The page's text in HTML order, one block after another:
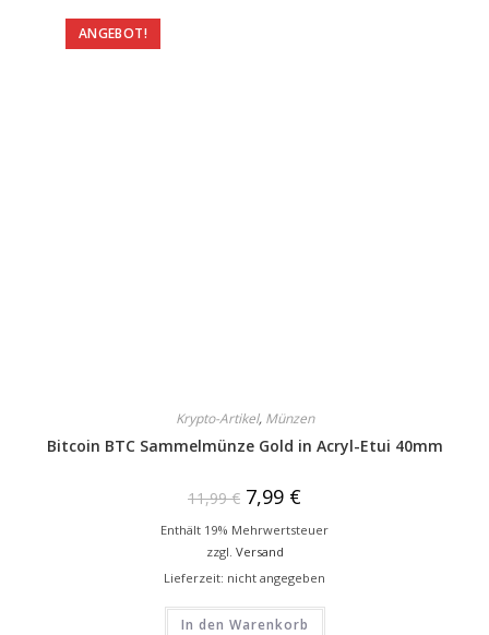
ANGEBOT!
Krypto-Artikel, Münzen
Bitcoin BTC Sammelmünze Gold in Acryl-Etui 40mm
11,99€ 7,99 €
Enthält 19% Mehrwertsteuer
zzgl. Versand
Lieferzeit: nicht angegeben
In den Warenkorb